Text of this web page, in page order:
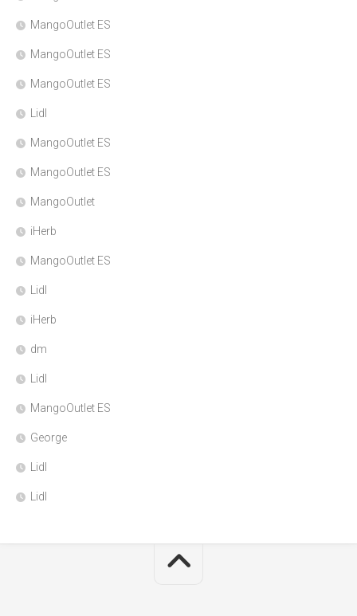
MangoOutlet ES
MangoOutlet ES
MangoOutlet ES
Lidl
MangoOutlet ES
MangoOutlet ES
MangoOutlet
iHerb
MangoOutlet ES
Lidl
iHerb
dm
Lidl
MangoOutlet ES
George
Lidl
Lidl